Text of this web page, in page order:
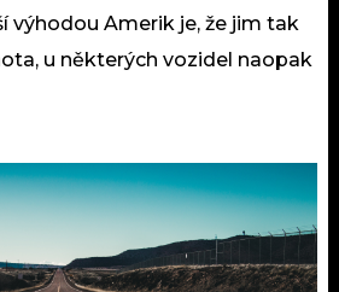
výhodou Amerik je, že jim tak
u některých vozidel naopak